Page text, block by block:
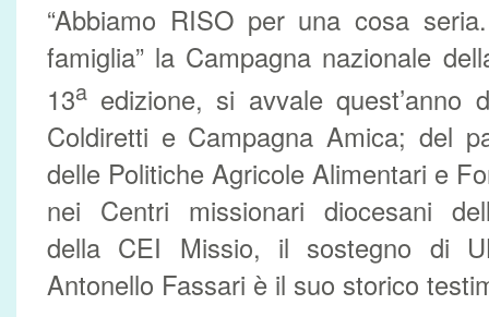
“Abbiamo RISO per una cosa
famiglia” la Campagna nazionale
13a edizione, si avvale quest’anno
Coldiretti e Campagna Amica; del
delle Politiche Agricole Alimentari e
nei Centri missionari diocesani
della CEI Missio, il sostegno di
Antonello Fassari è il suo storico